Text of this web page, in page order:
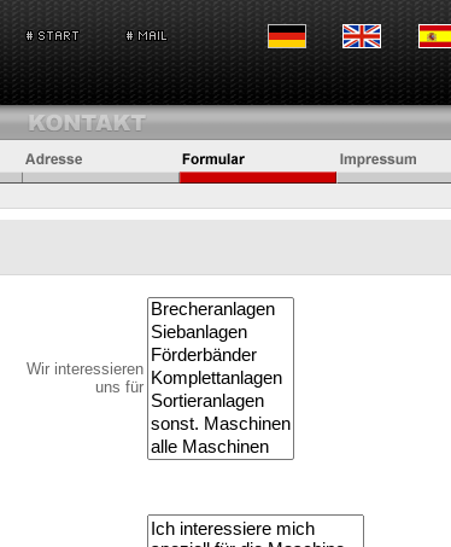
Wir interessieren
uns für